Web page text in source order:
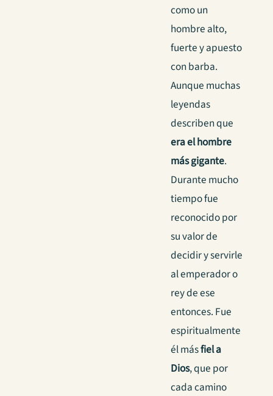
como un
hombre alto,
fuerte y apuesto
con barba.
Aunque muchas
leyendas
describen que
era el hombre
más gigante.
Durante mucho
tiempo fue
reconocido por
su valor de
decidir y servirle
al emperador o
rey de ese
entonces. Fue
espiritualmente
él másfiel a
Dios, que por
cada camino